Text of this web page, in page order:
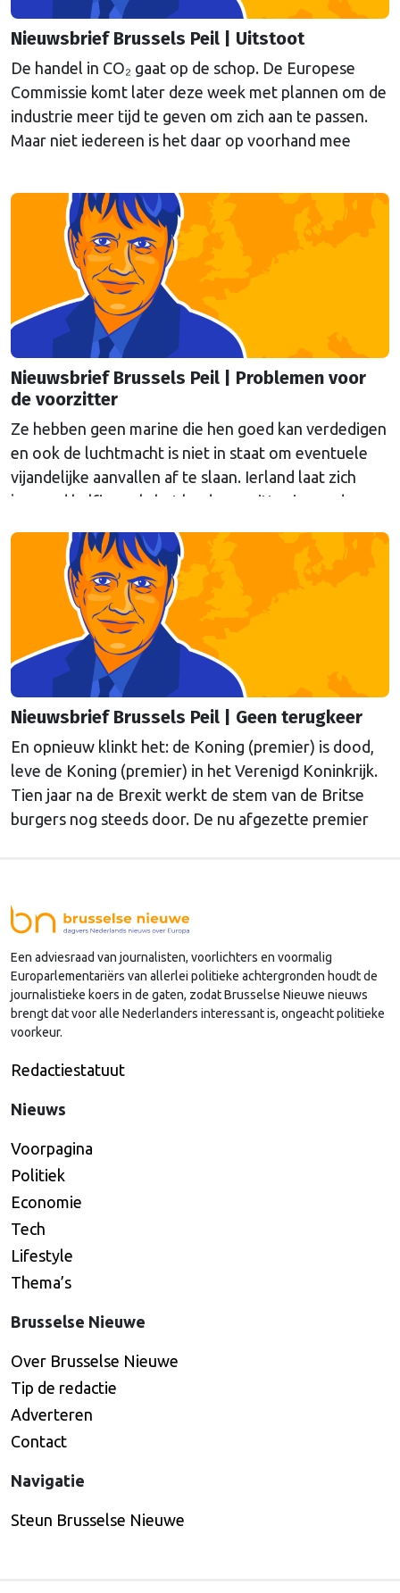
Nieuwsbrief Brussels Peil | Uitstoot
De handel in CO₂ gaat op de schop. De Europese
Commissie komt later deze week met plannen om de
industrie meer tijd te geven om zich aan te passen.
Maar niet iedereen is het daar op voorhand mee
Nieuwsbrief Brussels Peil | Problemen voor
de voorzitter
Ze hebben geen marine die hen goed kan verdedigen
en ook de luchtmacht is niet in staat om eventuele
vijandelijke aanvallen af te slaan. Ierland laat zich
komend halfjaar, als het land voorzitter is van de
Britten, schrijft onze hoofdredacteur Bert van
Slooten (cartoon) in de nieuwsbrief Brussels Peil van
deze week.
Nieuwsbrief Brussels Peil | Geen terugkeer
En opnieuw klinkt het: de Koning (premier) is dood,
leve de Koning (premier) in het Verenigd Koninkrijk.
Tien jaar na de Brexit werkt de stem van de Britse
burgers nog steeds door. De nu afgezette premier
lidmaatschap van de Unie, schrijft onze
hoofdredacteur Bert van Slooten (cartoon) deze
week in de nieuwsbrief Brussels Peil.
Een adviesraad van journalisten, voorlichters en voormalig
Europarlementariërs van allerlei politieke achtergronden houdt de
journalistieke koers in de gaten, zodat Brusselse Nieuwe nieuws
brengt dat voor alle Nederlanders interessant is, ongeacht politieke
voorkeur.
Redactiestatuut
Nieuws
Voorpagina
Politiek
Economie
Tech
Lifestyle
Thema’s
Brusselse Nieuwe
Over Brusselse Nieuwe
Tip de redactie
Adverteren
Contact
Navigatie
Steun Brusselse Nieuwe